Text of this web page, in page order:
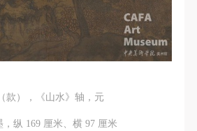
款），《山水》轴，元
，纵 169 厘米、横 97 厘米
宜，经双方友好协商后可作为
并不得违反相关法律法规规定。
双方签字（盖章）、勾选之日
质档和电子档，纸质档—式二
，均具有同等法律效力。
宜，经双方友好协商后可作为
并不得违反相关法律法规规定。
双方签字（盖章）、勾选之日
质档和电子档，纸质档—式二
，均具有同等法律效力。
宜，经双方友好协商后可作为
并不得违反相关法律法规规定。
双方签字（盖章）、勾选之日
质档和电子档，纸质档—式二
，均具有同等法律效力。